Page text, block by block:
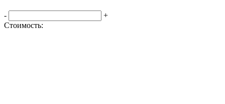
-
+
Стоимость: